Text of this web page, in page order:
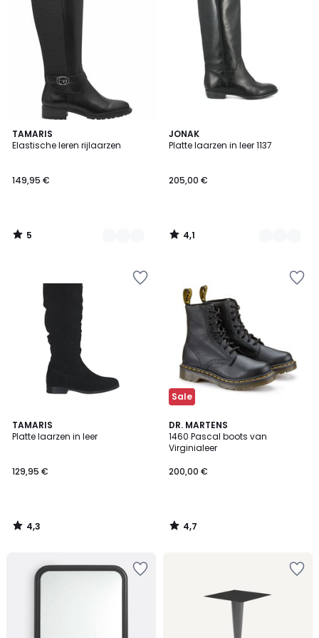
TAMARIS
Elastische leren rijlaarzen
149,95 €
5
/
2
Kleuren
5
/
JONAK
Platte laarzen in leer 1137
205,00 €
4,1
/ 5
2
Kleuren
4,1
/
TAMARIS
Platte laarzen in leer
129,95 €
4,3
/ 5
4,3
/
Sale
DR. MARTENS
1460 Pascal boots van
Virginialeer
200,00 €
4,7
/ 5
4,7
/